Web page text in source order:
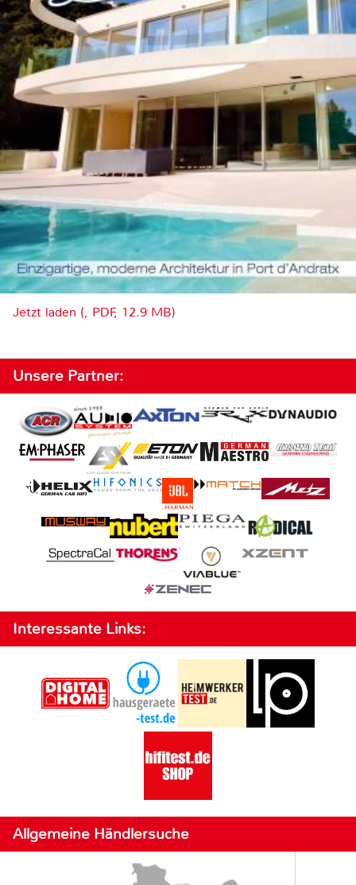
Jetzt laden (, PDF, 12.9 MB)
Unsere Partner:
Interessante Links:
Allgemeine Händlersuche